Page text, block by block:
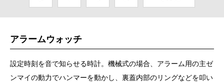
アラームウォッチ
設定時刻を音で知らせる時計。機械式の場合、アラーム用の主ゼ
ンマイの動力でハンマーを動かし、裏蓋内部のリングなどを叩い